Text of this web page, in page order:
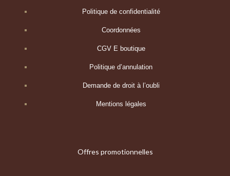
Politique de confidentialité
Coordonnées
CGV E boutique
Politique d’annulation
Demande de droit à l’oubli
Mentions légales
Offres promotionnelles